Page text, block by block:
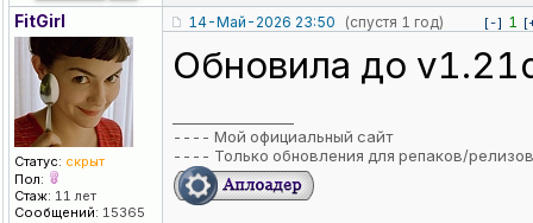
FitGirl
Статус: скрыт
Пол:
Стаж: 11 лет
Сообщений: 15365
14-Май-2026 23:50 (спустя 1 год) [-] 1
Обновила до
---- Мой официальный сайт
---- Только обновления для репаков/релизов